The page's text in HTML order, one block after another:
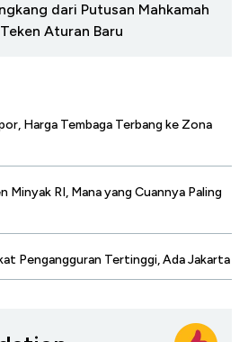
dari Putusan Mahkamah
Aturan Baru
Harga Tembaga Terbang ke Zona
Minyak RI, Mana yang Cuannya Paling
Pengangguran Tertinggi, Ada Jakarta